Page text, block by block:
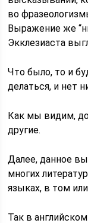
во
Выражение же
Экклезиаста
Что было, то и
делаться, и нет
Как мы видим,
другие.
Далее, данное
многих
языках, в том
Так в